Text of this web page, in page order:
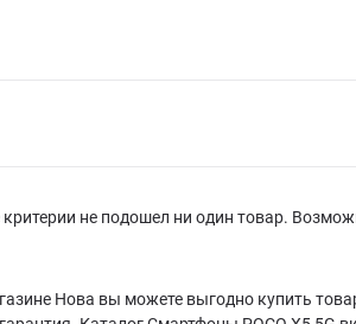
не подошел ни один товар.
Нова вы можете выгодно купить